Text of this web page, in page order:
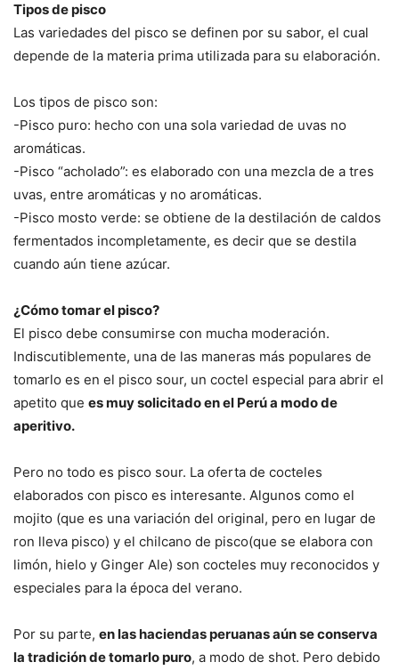
Tipos de pisco
Las variedades del pisco se definen por su sabor, el cual
depende de la materia prima utilizada para su elaboración.
Los tipos de pisco son:
-Pisco puro: hecho con una sola variedad de uvas no
aromáticas.
-Pisco “acholado”: es elaborado con una mezcla de a tres
uvas, entre aromáticas y no aromáticas.
-Pisco mosto verde: se obtiene de la destilación de caldos
fermentados incompletamente, es decir que se destila
cuando aún tiene azúcar.
¿Cómo tomar el pisco?
El pisco debe consumirse con mucha moderación.
Indiscutiblemente, una de las maneras más populares de
tomarlo es en el pisco sour, un coctel especial para abrir el
apetito que es muy solicitado en el Perú a modo de
aperitivo.
Pero no todo es pisco sour. La oferta de cocteles
elaborados con pisco es interesante. Algunos como el
mojito (que es una variación del original, pero en lugar de
ron lleva pisco) y el chilcano de pisco(que se elabora con
limón, hielo y Ginger Ale) son cocteles muy reconocidos y
especiales para la época del verano.
Por su parte, en las haciendas peruanas aún se conserva
la tradición de tomarlo puro, a modo de shot. Pero debido